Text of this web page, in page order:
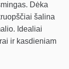
Dėka
šalina
Idealiai
ir kasdieniam